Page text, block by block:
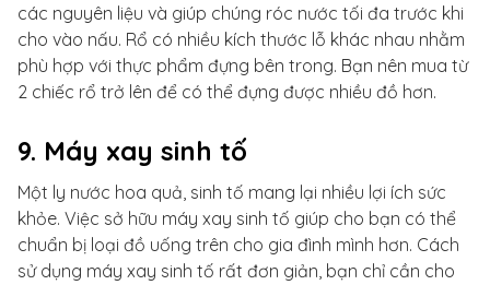
các nguyên liệu và giúp chúng róc nước tối đa trước khi
cho vào nấu. Rổ có nhiều kích thước lỗ khác nhau nhằm
phù hợp với thực phẩm đựng bên trong. Bạn nên mua từ
2 chiếc rổ trở lên để có thể đựng được nhiều đồ hơn.
9. Máy xay sinh tố
Một ly nước hoa quả, sinh tố mang lại nhiều lợi ích sức
khỏe. Việc sở hữu máy xay sinh tố giúp cho bạn có thể
chuẩn bị loại đồ uống trên cho gia đình mình hơn. Cách
sử dụng máy xay sinh tố rất đơn giản, bạn chỉ cần cho